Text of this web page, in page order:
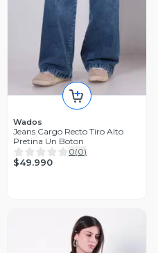
Wados
Jeans Cargo Recto Tiro Alto
Pretina Un Boton
0(0)
$49.990